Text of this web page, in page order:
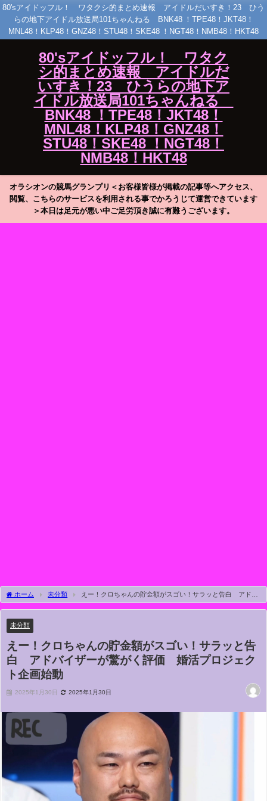
80'sアイドッフル！ ワタクシ的まとめ速報 アイドルだいすき！23 ひう
らの地下アイドル放送局101ちゃんねる BNK48 ！TPE48！JKT48！
MNL48！KLP48！GNZ48！STU48！SKE48 ！NGT48！NMB48！HKT48
80'sアイドッフル！ ワタク
シ的まとめ速報 アイドルだ
いすき！23 ひうらの地下ア
イドル放送局101ちゃんねる
BNK48 ！TPE48！JKT48！
MNL48！KLP48！GNZ48！
STU48！SKE48 ！NGT48！
NMB48！HKT48
オラシオンの競馬グランプリ＜お客様皆様が掲載の記事等へアクセス、
閲覧、こちらのサービスを利用される事でかろうじて運営できています
＞本日は足元が悪い中ご足労頂き誠に有難うございます。
ホーム 未分類
えー！クロちゃんの貯金額がスゴい！サラッと告白 アドバ
イザーが驚がく評価 婚活プロジェクト企画始動
未分類
えー！クロちゃんの貯金額がスゴい！サラッと告
白 アドバイザーが驚がく評価 婚活プロジェク
ト企画始動
2025年1月30日 2025年1月30日